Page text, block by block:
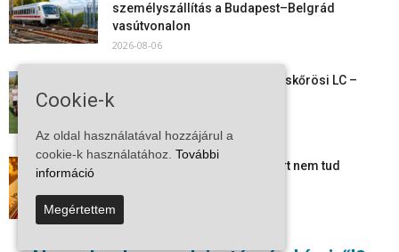
személyszállítás a Budapest–Belgrád
vasútvonalon
2026-08-06
Megkezdte a felkészülést a Kiskőrösi LC –
együtt maradt a keret,...
Mi történik Európa felett? Ezért nem tud
Cookie-k
Az oldal használatával hozzájárul a
cookie-k használatához. További
információ
Megértettem